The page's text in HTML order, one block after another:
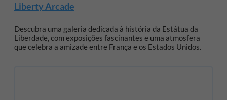
Liberty Arcade
Descubra uma galeria dedicada à história da Estátua da
Liberdade, com exposições fascinantes e uma atmosfera
que celebra a amizade entre França e os Estados Unidos.